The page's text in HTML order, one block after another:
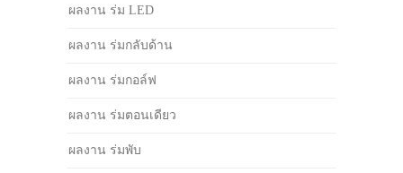
ผลงาน ร่ม LED
ผลงาน ร่มกลับด้าน
ผลงาน ร่มกอล์ฟ
ผลงาน ร่มตอนเดียว
ผลงาน ร่มพับ